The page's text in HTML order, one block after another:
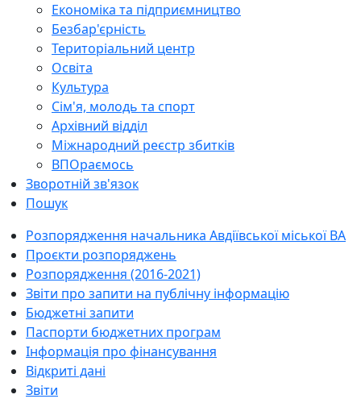
Економіка та підприємництво
Безбар'єрність
Територіальний центр
Освіта
Культура
Сім'я, молодь та спорт
Архівний відділ
Міжнародний реєстр збитків
ВПОраємось
Зворотній зв'язок
Пошук
Розпорядження начальника Авдіївської міської ВА
Проєкти розпоряджень
Розпорядження (2016-2021)
Звіти про запити на публічну інформацію
Бюджетні запити
Паспорти бюджетних програм
Інформація про фінансування
Відкриті дані
Звіти